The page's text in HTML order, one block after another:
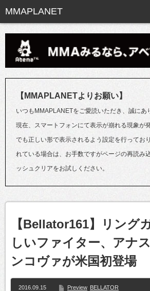
【MMAPLANETよりお願い】
いつもMMAPLANETをご愛読いただき、誠にあ
現在、スマートフォンにて表示が崩れる現象が
でも正しい形で表示されるよう設定を行ってお
れている場合は、お手数ですがページの再読み
ッシュクリアをお試しください。
【Bellator161】リング
しいファイター、アナ
ンコヴァが米国初登場
2016.09.15 Preview BELLATOR